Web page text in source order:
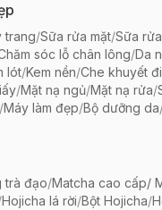
trang/Sữa rửa mặt/Sữa
sóc lỗ chân lông/Da
lót/Kem nền/Che khuyết
/Mặt nạ ngủ/Mặt nạ rửa/
/Máy làm đẹp/Bộ dưỡng da
trà đạo/Matcha cao cấp/
Hojicha lá rời/Bột Hojicha/